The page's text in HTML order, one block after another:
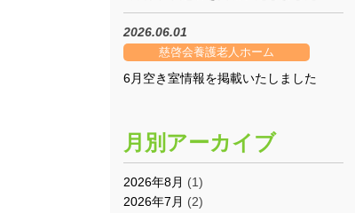
2026.06.01
慈啓会養護老人ホーム
6月空き室情報を掲載いたしました
月別アーカイブ
2026年8月 (1)
2026年7月 (2)